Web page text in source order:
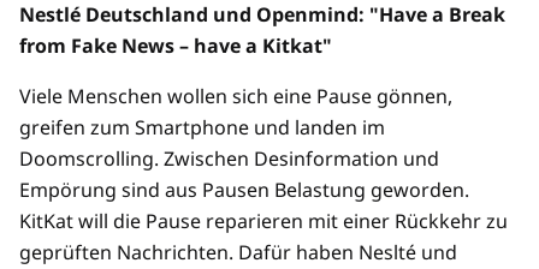
Nestlé Deutschland und Openmind: "Have a Break
from Fake News – have a Kitkat"
Viele Menschen wollen sich eine Pause gönnen,
greifen zum Smartphone und landen im
Doomscrolling. Zwischen Desinformation und
Empörung sind aus Pausen Belastung geworden.
KitKat will die Pause reparieren mit einer Rückkehr zu
geprüften Nachrichten. Dafür haben Neslté und